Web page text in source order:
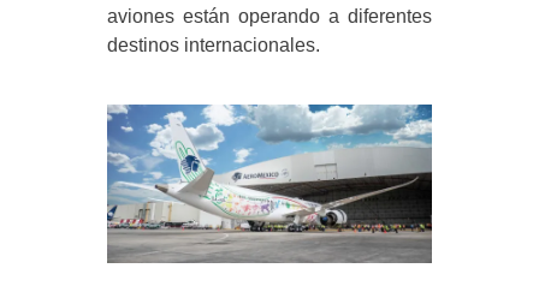
aviones están operando a diferentes
destinos internacionales.